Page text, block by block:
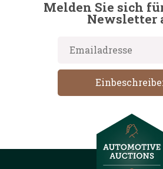
Melden Sie sich
Newsletter